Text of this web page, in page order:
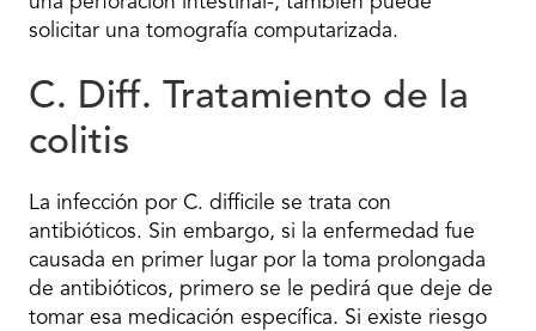
solicitar una tomografía computarizada.
C. Diff. Tratamiento de la
colitis
La infección por C. difficile se trata con
antibióticos. Sin embargo, si la enfermedad fue
causada en primer lugar por la toma prolongada
de antibióticos, primero se le pedirá que deje de
tomar esa medicación específica. Si existe riesgo